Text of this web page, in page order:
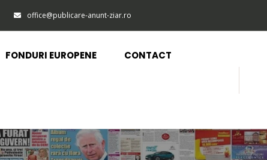
office@publicare-anunt-ziar.ro
FONDURI EUROPENE CONTACT